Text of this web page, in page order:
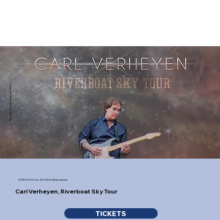
Organizzatore:
www.rocknet.bz
12/05/2024 // ore 20 // Astra, Bressanone
Carl Verheyen, Riverboat Sky Tour
TICKETS